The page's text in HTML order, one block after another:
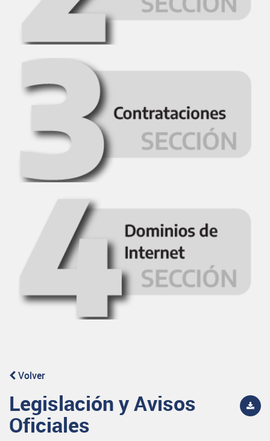
Volver
Legislación y Avisos
Oficiales